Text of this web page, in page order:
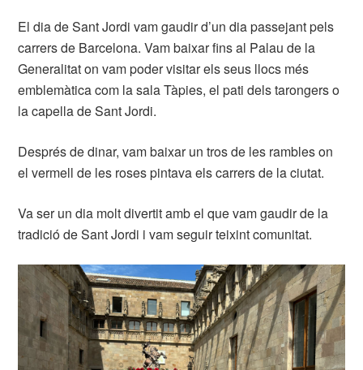
El dia de Sant Jordi vam gaudir d’un dia passejant pels
carrers de Barcelona. Vam baixar fins al Palau de la
Generalitat on vam poder visitar els seus llocs més
emblemàtica com la sala Tàpies, el pati dels tarongers o
la capella de Sant Jordi.
Després de dinar, vam baixar un tros de les rambles on
el vermell de les roses pintava els carrers de la ciutat.
Va ser un dia molt divertit amb el que vam gaudir de la
tradició de Sant Jordi i vam seguir teixint comunitat.